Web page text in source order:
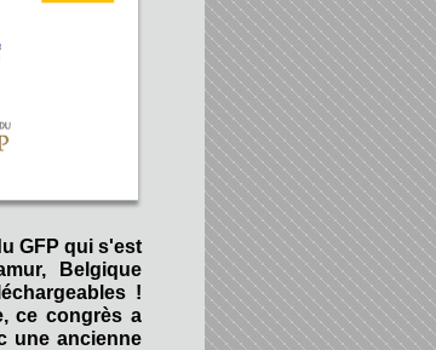
GFP qui s'est
Belgique
!
ce congrès a
une ancienne